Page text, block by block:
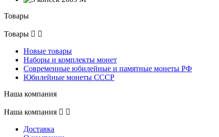
Товары
Товары  
Новые товары
Наборы и комплекты монет
Современные юбилейные и памятные монеты РФ
Юбилейные монеты СССР
Наша компания
Наша компания  
Доставка